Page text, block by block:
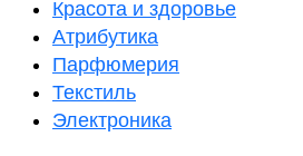
Красота и здоровье
Атрибутика
Парфюмерия
Текстиль
Электроника